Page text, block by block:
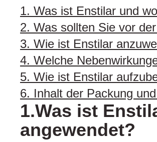
1. Was ist Enstilar und
2. Was sollten Sie vor
3. Wie ist Enstilar
4. Welche
5. Wie ist Enstilar
6. Inhalt der Packung
1.Was ist
angewendet?